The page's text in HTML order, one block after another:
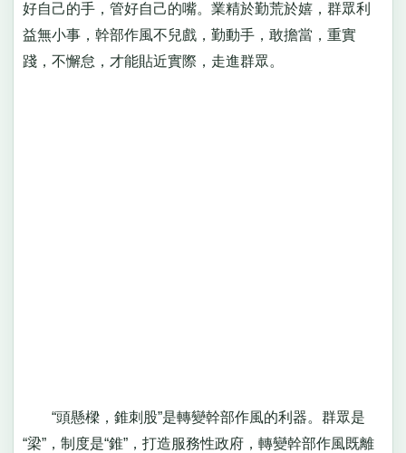
好自己的手，管好自己的嘴。業精於勤荒於嬉，群眾利
益無小事，幹部作風不兒戲，勤動手，敢擔當，重實
踐，不懈怠，才能貼近實際，走進群眾。
“頭懸樑，錐刺股”是轉變幹部作風的利器。群眾是
“梁”，制度是“錐”，打造服務性政府，轉變幹部作風既離